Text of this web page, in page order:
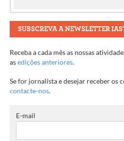
SUBSCREVA A NEWSLETTER
Receba a cada mês as nossas
asedições anteriores.
Se for jornalista e desejar receber os
contacte-nos.
E-mail